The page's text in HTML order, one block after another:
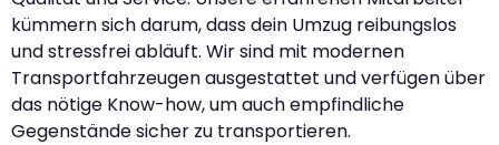
kümmern sich darum, dass dein Umzug reibungslos
und stressfrei abläuft. Wir sind mit modernen
Transportfahrzeugen ausgestattet und verfügen über
das nötige Know-how, um auch empfindliche
Gegenstände sicher zu transportieren.